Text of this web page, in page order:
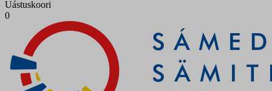
Uástuskoori
0